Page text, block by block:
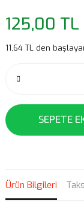
125,00 TL
11,64 TL den
SEPETE
Ürün Bilgileri